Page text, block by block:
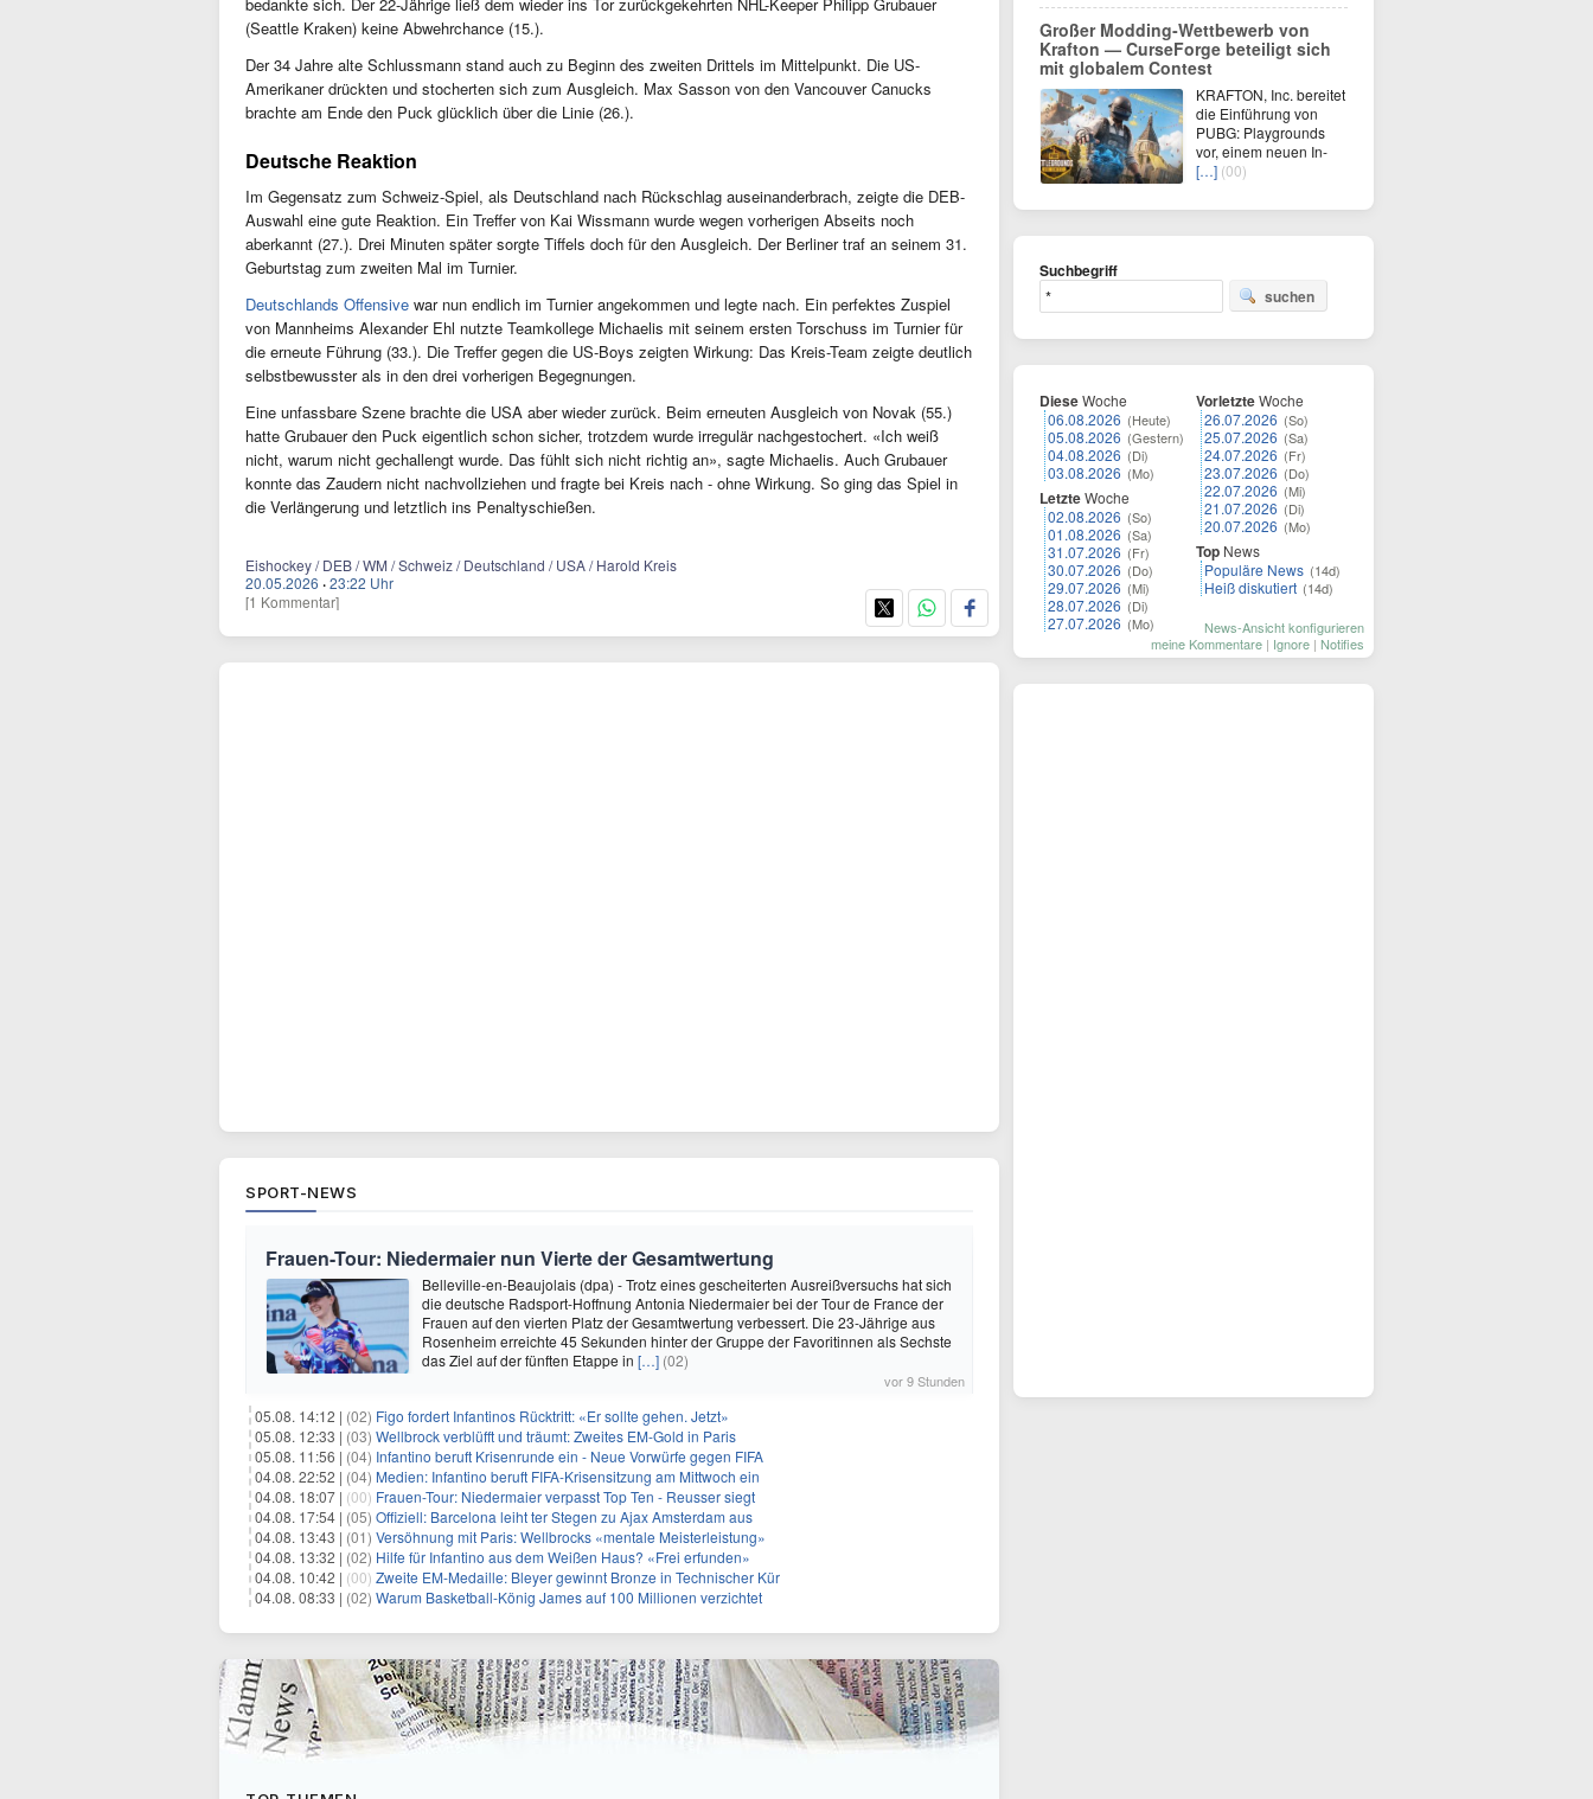
(Seattle Kraken) keine Abwehrchance (15.).
Der 34 Jahre alte Schlussmann stand auch zu Beginn des zweiten Drittels im Mittelpunkt. Die US-
Amerikaner drückten und stocherten sich zum Ausgleich. Max Sasson von den Vancouver Canucks
brachte am Ende den Puck glücklich über die Linie (26.).
Deutsche Reaktion
Im Gegensatz zum Schweiz-Spiel, als Deutschland nach Rückschlag auseinanderbrach, zeigte die DEB-
Auswahl eine gute Reaktion. Ein Treffer von Kai Wissmann wurde wegen vorherigen Abseits noch
aberkannt (27.). Drei Minuten später sorgte Tiffels doch für den Ausgleich. Der Berliner traf an seinem 31.
Geburtstag zum zweiten Mal im Turnier.
Deutschlands Offensive war nun endlich im Turnier angekommen und legte nach. Ein perfektes Zuspiel
von Mannheims Alexander Ehl nutzte Teamkollege Michaelis mit seinem ersten Torschuss im Turnier für
die erneute Führung (33.). Die Treffer gegen die US-Boys zeigten Wirkung: Das Kreis-Team zeigte deutlich
selbstbewusster als in den drei vorherigen Begegnungen.
Eine unfassbare Szene brachte die USA aber wieder zurück. Beim erneuten Ausgleich von Novak (55.)
hatte Grubauer den Puck eigentlich schon sicher, trotzdem wurde irregulär nachgestochert. «Ich weiß
nicht, warum nicht gechallengt wurde. Das fühlt sich nicht richtig an», sagte Michaelis. Auch Grubauer
konnte das Zaudern nicht nachvollziehen und fragte bei Kreis nach - ohne Wirkung. So ging das Spiel in
die Verlängerung und letztlich ins Penaltyschießen.
Eishockey / DEB / WM / Schweiz / Deutschland / USA / Harold Kreis
20.05.2026 ·23:22 Uhr
[1 Kommentar]
SPORT-NEWS
Frauen-Tour: Niedermaier nun Vierte der Gesamtwertung
Belleville-en-Beaujolais (dpa) - Trotz eines gescheiterten Ausreißversuchs hat sich
die deutsche Radsport-Hoffnung Antonia Niedermaier bei der Tour de France der
Frauen auf den vierten Platz der Gesamtwertung verbessert. Die 23-Jährige aus
Rosenheim erreichte 45 Sekunden hinter der Gruppe der Favoritinnen als Sechste
das Ziel auf der fünften Etappe in […] (02)
vor 9 Stunden
05.08. 14:12 | (02) Figo fordert Infantinos Rücktritt: «Er sollte gehen. Jetzt»
05.08. 12:33 | (03) Wellbrock verblüfft und träumt: Zweites EM-Gold in Paris
05.08. 11:56 | (04) Infantino beruft Krisenrunde ein - Neue Vorwürfe gegen FIFA
04.08. 22:52 | (04) Medien: Infantino beruft FIFA-Krisensitzung am Mittwoch ein
04.08. 18:07 | (00) Frauen-Tour: Niedermaier verpasst Top Ten - Reusser siegt
04.08. 17:54 | (05) Offiziell: Barcelona leiht ter Stegen zu Ajax Amsterdam aus
04.08. 13:43 | (01) Versöhnung mit Paris: Wellbrocks «mentale Meisterleistung»
04.08. 13:32 | (02) Hilfe für Infantino aus dem Weißen Haus? «Frei erfunden»
04.08. 10:42 | (00) Zweite EM-Medaille: Bleyer gewinnt Bronze in Technischer Kür
04.08. 08:33 | (02) Warum Basketball-König James auf 100 Millionen verzichtet
Großer Modding‑Wettbewerb von
Krafton — CurseForge beteiligt sich
mit globalem Contest
KRAFTON, Inc. bereitet
die Einführung von
PUBG: Playgrounds
vor, einem neuen In-
[…] (00)
Suchbegriff
suchen
DieseWoche
06.08.2026 (Heute)
05.08.2026 (Gestern)
04.08.2026 (Di)
03.08.2026 (Mo)
LetzteWoche
02.08.2026 (So)
01.08.2026 (Sa)
31.07.2026 (Fr)
30.07.2026 (Do)
29.07.2026 (Mi)
28.07.2026 (Di)
27.07.2026 (Mo)
VorletzteWoche
26.07.2026 (So)
25.07.2026 (Sa)
24.07.2026 (Fr)
23.07.2026 (Do)
22.07.2026 (Mi)
21.07.2026 (Di)
20.07.2026 (Mo)
Top News
Populäre News (14d)
Heiß diskutiert (14d)
News-Ansicht konfigurieren
meine Kommentare | Ignore | Notifies